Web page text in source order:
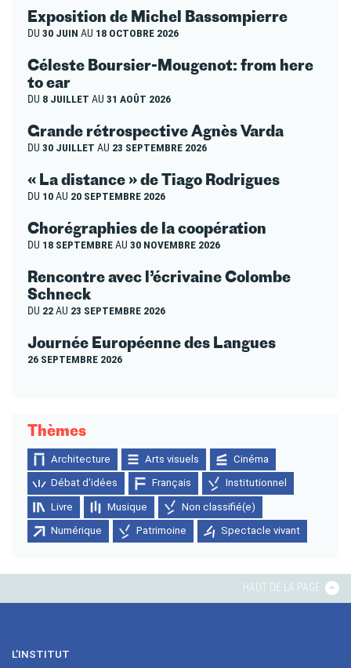
Exposition de Michel Bassompierre
DU 30 JUIN AU 18 OCTOBRE 2026
Céleste Boursier-Mougenot: from here
to ear
DU 8 JUILLET AU 31 AOÛT 2026
Grande rétrospective Agnès Varda
DU 30 JUILLET AU 23 SEPTEMBRE 2026
« La distance » de Tiago Rodrigues
DU 10AU 20 SEPTEMBRE 2026
Chorégraphies de la coopération
DU 18 SEPTEMBREAU 30 NOVEMBRE 2026
Rencontre avec l’écrivaine Colombe
Schneck
DU 22AU 23 SEPTEMBRE 2026
Journée Européenne des Langues
26 SEPTEMBRE 2026
Thèmes
Architecture Arts visuels Cinéma
Débat d'idées Français Institutionnel
Livre Musique Non classifié(e)
Numérique Patrimoine Spectacle vivant
HAUT DE LA PAGE
L’INSTITUT